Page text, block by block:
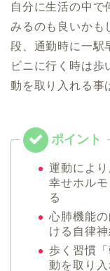
自分に生活の中で
みるのも良いかも
段、通勤時に一駅
ビニに行く時は歩
動を取り入れる事
運動によ
幸せホル
る
心肺機能
ける自律
歩く習慣
動を取り入